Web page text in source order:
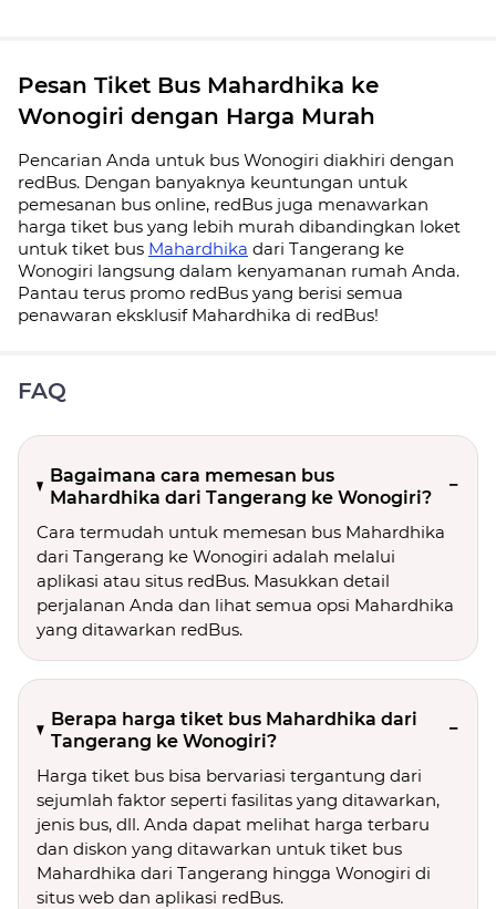
Pesan Tiket Bus Mahardhika ke
Wonogiri dengan Harga Murah
Pencarian Anda untuk bus Wonogiri diakhiri dengan
redBus. Dengan banyaknya keuntungan untuk
pemesanan bus online, redBus juga menawarkan
harga tiket bus yang lebih murah dibandingkan loket
untuk tiket bus Mahardhika dari Tangerang ke
Wonogiri langsung dalam kenyamanan rumah Anda.
Pantau terus promo redBus yang berisi semua
penawaran eksklusif Mahardhika di redBus!
FAQ
Bagaimana cara memesan bus
Mahardhika dari Tangerang ke Wonogiri?
Cara termudah untuk memesan bus Mahardhika
dari Tangerang ke Wonogiri adalah melalui
aplikasi atau situs redBus. Masukkan detail
perjalanan Anda dan lihat semua opsi Mahardhika
yang ditawarkan redBus.
Berapa harga tiket bus Mahardhika dari
Tangerang ke Wonogiri?
Harga tiket bus bisa bervariasi tergantung dari
sejumlah faktor seperti fasilitas yang ditawarkan,
jenis bus, dll. Anda dapat melihat harga terbaru
dan diskon yang ditawarkan untuk tiket bus
Mahardhika dari Tangerang hingga Wonogiri di
situs web dan aplikasi redBus.